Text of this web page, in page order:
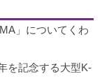
」についてくわ
を記念する大型K-